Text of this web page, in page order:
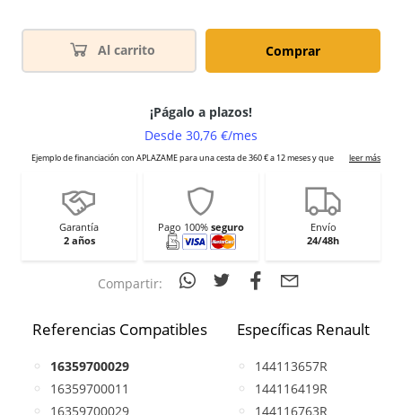
Al carrito Comprar
Garantía
2 años
Pago 100% seguro
Envío
24/48h
Compartir:
Referencias Compatibles
16359700029
16359700011
16359700029
Específicas Renault
144113657R
144116419R
144116763R